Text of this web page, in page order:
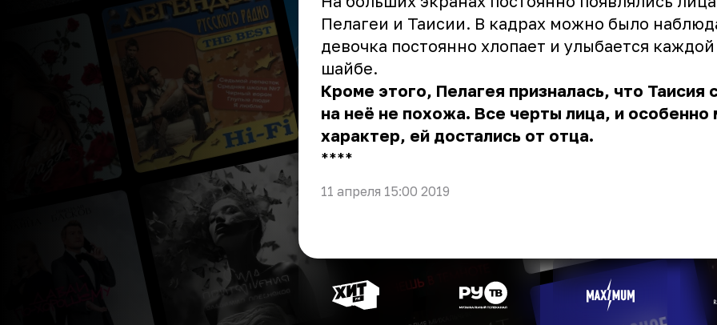
Пелагеи и Таисии. В кадрах можно было
девочка постоянно хлопает и улыбается
шайбе.
Кроме этого, Пелагея призналась, что Таисия
на неё не похожа. Все черты лица, и
характер, ей достались от отца.
** **
11 апреля 15:00 2019